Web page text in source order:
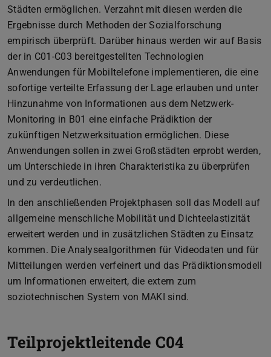
Städten ermöglichen. Verzahnt mit diesen werden die
Ergebnisse durch Methoden der Sozialforschung
empirisch überprüft. Darüber hinaus werden wir auf Basis
der in C01-C03 bereitgestellten Technologien
Anwendungen für Mobiltelefone implementieren, die eine
sofortige verteilte Erfassung der Lage erlauben und unter
Hinzunahme von Informationen aus dem Netzwerk-
Monitoring in B01 eine einfache Prädiktion der
zukünftigen Netzwerksituation ermöglichen. Diese
Anwendungen sollen in zwei Großstädten erprobt werden,
um Unterschiede in ihren Charakteristika zu überprüfen
und zu verdeutlichen.
In den anschließenden Projektphasen soll das Modell auf
allgemeine menschliche Mobilität und Dichteelastizität
erweitert werden und in zusätzlichen Städten zu Einsatz
kommen. Die Analysealgorithmen für Videodaten und für
Mitteilungen werden verfeinert und das Prädiktionsmodell
um Informationen erweitert, die extern zum
soziotechnischen System von MAKI sind.
Teilprojektleitende C04